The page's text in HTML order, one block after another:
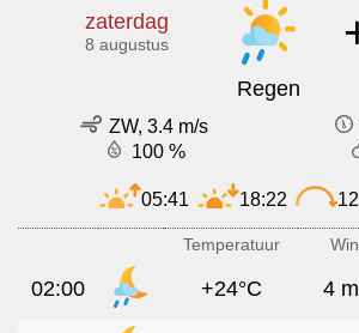
zaterdag
8 augustus
Regen
ZW, 3.4 m/s
100 %
05:41 18:22
Temperatuur
02:00 +24°C 4